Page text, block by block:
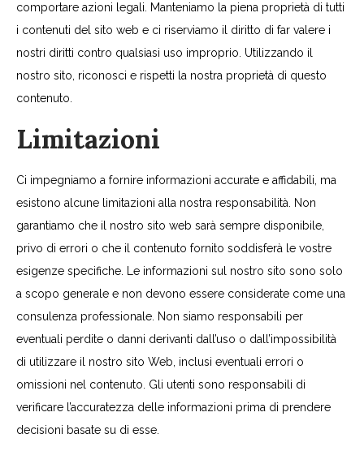
comportare azioni legali. Manteniamo la piena proprietà di tutti
i contenuti del sito web e ci riserviamo il diritto di far valere i
nostri diritti contro qualsiasi uso improprio. Utilizzando il
nostro sito, riconosci e rispetti la nostra proprietà di questo
contenuto.
Limitazioni
Ci impegniamo a fornire informazioni accurate e affidabili, ma
esistono alcune limitazioni alla nostra responsabilità. Non
garantiamo che il nostro sito web sarà sempre disponibile,
privo di errori o che il contenuto fornito soddisferà le vostre
esigenze specifiche. Le informazioni sul nostro sito sono solo
a scopo generale e non devono essere considerate come una
consulenza professionale. Non siamo responsabili per
eventuali perdite o danni derivanti dall’uso o dall’impossibilità
di utilizzare il nostro sito Web, inclusi eventuali errori o
omissioni nel contenuto. Gli utenti sono responsabili di
verificare l’accuratezza delle informazioni prima di prendere
decisioni basate su di esse.